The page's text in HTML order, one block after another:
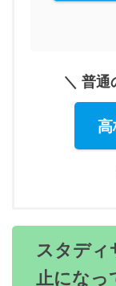
＼ 普通
スタディ
止になっ